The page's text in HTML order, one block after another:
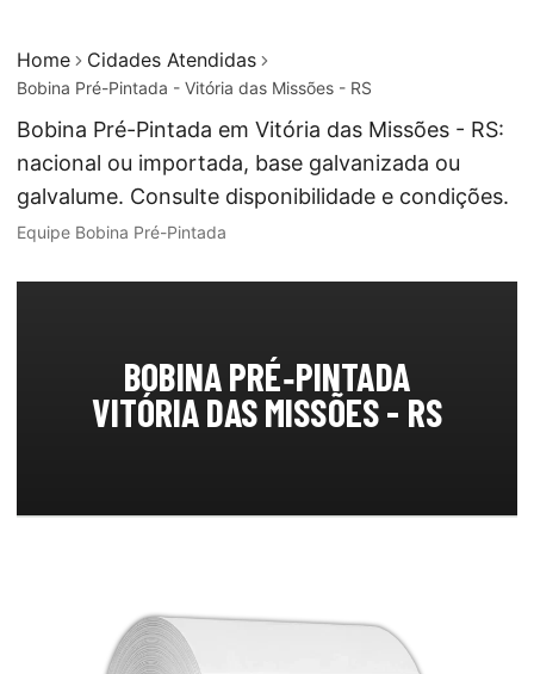
Home Cidades Atendidas
Bobina Pré-Pintada - Vitória das Missões - RS
Bobina Pré-Pintada em Vitória das Missões - RS:
nacional ou importada, base galvanizada ou
galvalume. Consulte disponibilidade e condições.
Equipe Bobina Pré-Pintada
BOBINA PRÉ‑PINTADA
VITÓRIA DAS MISSÕES - RS